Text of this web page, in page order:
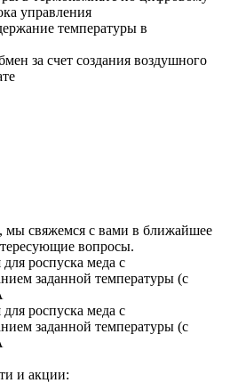
управления
температуры в
за счет создания воздушного
мы свяжемся с вами в ближайшее
вопросы.
и акции: